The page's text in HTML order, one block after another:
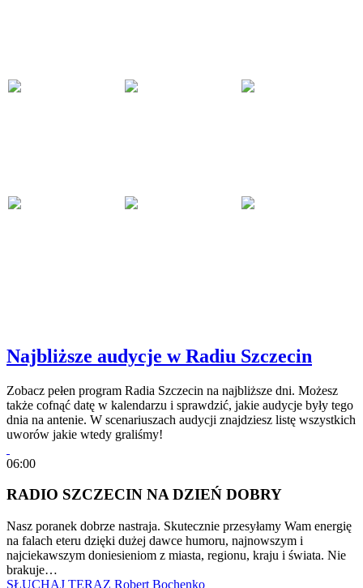
Najbliższe audycje w Radiu Szczecin
Zobacz pełen program Radia Szczecin na najbliższe dni. Możesz
także cofnąć datę w kalendarzu i sprawdzić, jakie audycje były tego
dnia na antenie. W scenariuszach audycji znajdziesz listę wszystkich
uworów jakie wtedy graliśmy!
06:00
RADIO SZCZECIN NA DZIEŃ DOBRY
Nasz poranek dobrze nastraja. Skutecznie przesyłamy Wam energię
na falach eteru dzięki dużej dawce humoru, najnowszym i
najciekawszym doniesieniom z miasta, regionu, kraju i świata. Nie
brakuje…
SŁUCHAJ TERAZ Robert Bochenko